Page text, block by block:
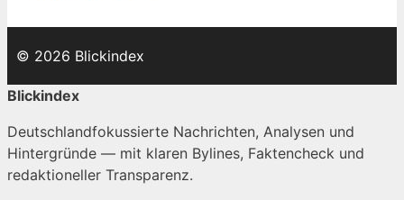
© 2026 Blickindex
Blickindex
Deutschlandfokussierte Nachrichten, Analysen und
Hintergründe — mit klaren Bylines, Faktencheck und
redaktioneller Transparenz.